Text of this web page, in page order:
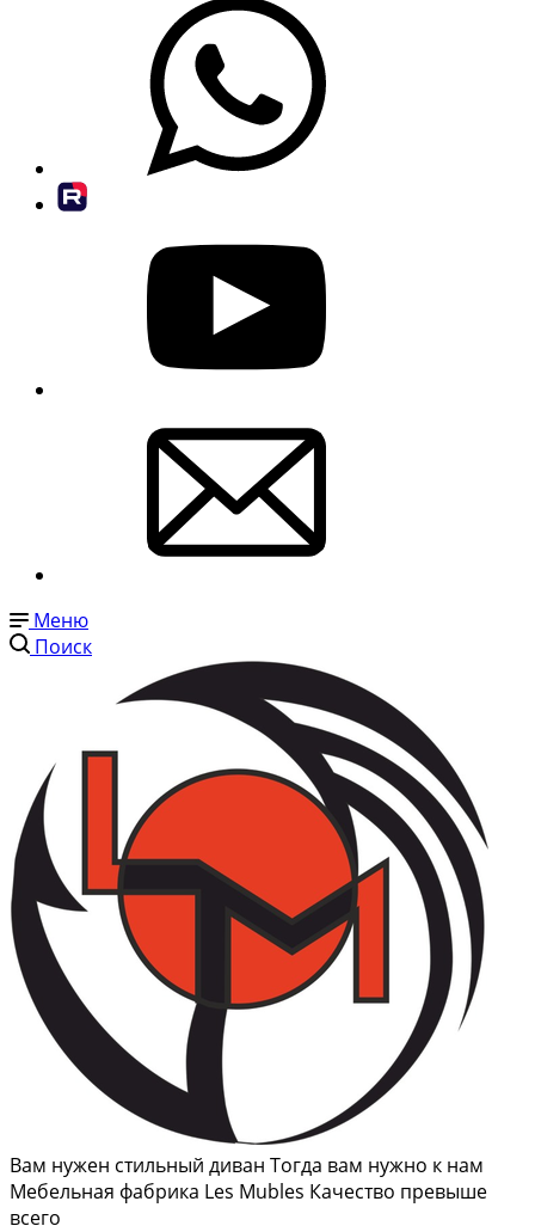
Меню
Поиск
Вам нужен стильный диван Тогда вам нужно к нам
Мебельная фабрика Les Mubles Качество превыше
всего